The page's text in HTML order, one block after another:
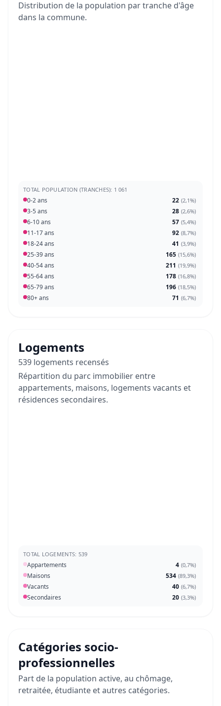
Distribution de la population par tranche d'âge
dans la commune.
TOTAL POPULATION (TRANCHES): 1 061
0-2 ans 22 (2,1%)
3-5 ans 28 (2,6%)
6-10 ans 57 (5,4%)
11-17 ans 92 (8,7%)
18-24 ans 41 (3,9%)
25-39 ans 165 (15,6%)
40-54 ans 211 (19,9%)
55-64 ans 178 (16,8%)
65-79 ans 196 (18,5%)
80+ ans 71 (6,7%)
Logements
539 logements recensés
Répartition du parc immobilier entre
appartements, maisons, logements vacants et
résidences secondaires.
TOTAL LOGEMENTS: 539
Appartements 4 (0,7%)
Maisons 534 (89,3%)
Vacants 40 (6,7%)
Secondaires 20 (3,3%)
Catégories socio-
professionnelles
Part de la population active, au chômage,
retraitée, étudiante et autres catégories.